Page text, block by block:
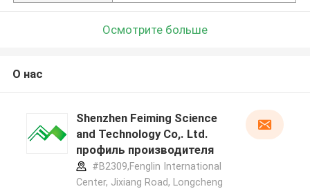
Осмотрите больше
О нас
Shenzhen Feiming Science
and Technology Co,. Ltd.
профиль производителя
#B2309,Fenglin International
Center, Jixiang Road, Longcheng